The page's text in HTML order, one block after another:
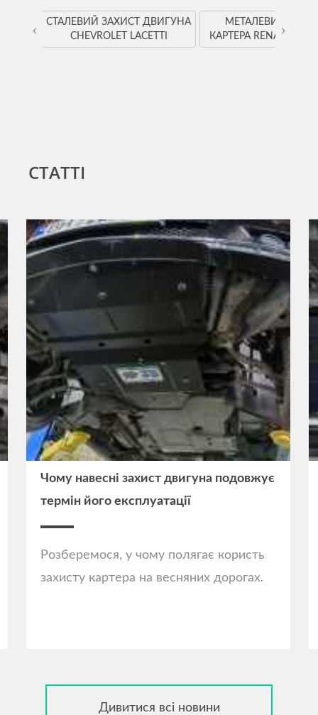
СТАЛЕВИЙ ЗАХИСТ ДВИГУНА
CHEVROLET LACETTI
МЕТАЛЕВИЙ
КАРТЕРА RENAULT
‹ ›
СТАТТІ
Чому навесні захист двигуна подовжує
термін його експлуатації
Розберемося, у чому полягає користь
захисту картера на весняних дорогах.
Дивитися всі новини